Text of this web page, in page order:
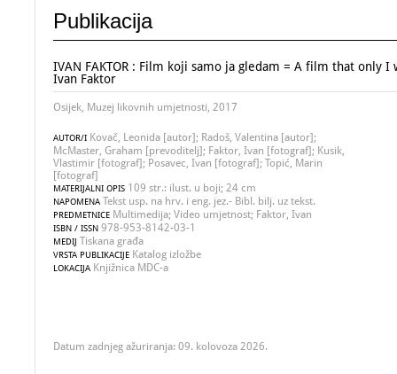
Publikacija
IVAN FAKTOR : Film koji samo ja gledam = A film that only I
Ivan Faktor
Osijek, Muzej likovnih umjetnosti, 2017
AUTOR/I Kovač, Leonida [autor]; Radoš, Valentina [autor];
McMaster, Graham [prevoditelj]; Faktor, Ivan [fotograf]; Kusik,
Vlastimir [fotograf]; Posavec, Ivan [fotograf]; Topić, Marin
[fotograf]
MATERIJALNI OPIS 109 str.: ilust. u boji; 24 cm
NAPOMENA Tekst usp. na hrv. i eng. jez.- Bibl. bilj. uz tekst.
PREDMETNICE Multimedija; Video umjetnost; Faktor, Ivan
ISBN / ISSN 978-953-8142-03-1
MEDIJ Tiskana građa
VRSTA PUBLIKACIJE Katalog izložbe
LOKACIJA Knjižnica MDC-a
Datum zadnjeg ažuriranja: 09. kolovoza 2026.